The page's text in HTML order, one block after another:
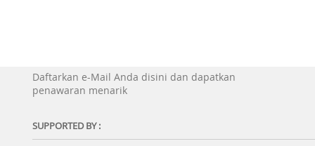
Daftarkan e-Mail Anda disini dan dapatkan
penawaran menarik
SUPPORTED BY :